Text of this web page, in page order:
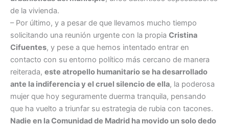
de la vivienda.
– Por último, y a pesar de que llevamos mucho tiempo
solicitando una reunión urgente con la propia Cristina
Cifuentes, y pese a que hemos intentado entrar en
contacto con su entorno político más cercano de manera
reiterada, este atropello humanitario se ha desarrollado
ante la indiferencia y el cruel silencio de ella, la poderosa
mujer que hoy seguramente duerma tranquila, pensando
que ha vuelto a triunfar su estrategia de rubia con tacones.
Nadie en la Comunidad de Madrid ha movido un solo dedo